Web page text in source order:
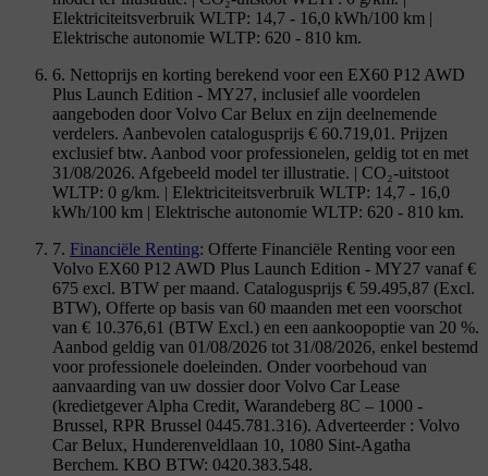
Elektriciteitsverbruik WLTP: 14,7 - 16,0 kWh/100 km |
Elektrische autonomie WLTP: 620 - 810 km.
6. Nettoprijs en korting berekend voor een EX60 P12 AWD
Plus Launch Edition - MY27, inclusief alle voordelen
aangeboden door Volvo Car Belux en zijn deelnemende
verdelers. Aanbevolen catalogusprijs € 60.719,01. Prijzen
exclusief btw. Aanbod voor professionelen, geldig tot en met
31/08/2026. Afgebeeld model ter illustratie. | CO₂-uitstoot
WLTP: 0 g/km. | Elektriciteitsverbruik WLTP: 14,7 - 16,0
kWh/100 km | Elektrische autonomie WLTP: 620 - 810 km.
7. Financiële Renting: Offerte Financiële Renting voor een
Volvo EX60 P12 AWD Plus Launch Edition - MY27 vanaf €
675 excl. BTW per maand. Catalogusprijs € 59.495,87 (Excl.
BTW), Offerte op basis van 60 maanden met een voorschot
van € 10.376,61 (BTW Excl.) en een aankoopoptie van 20 %.
Aanbod geldig van 01/08/2026 tot 31/08/2026, enkel bestemd
voor professionele doeleinden. Onder voorbehoud van
aanvaarding van uw dossier door Volvo Car Lease
(kredietgever Alpha Credit, Warandeberg 8C – 1000 -
Brussel, RPR Brussel 0445.781.316). Adverteerder : Volvo
Car Belux, Hunderenveldlaan 10, 1080 Sint-Agatha
Berchem. KBO BTW: 0420.383.548.